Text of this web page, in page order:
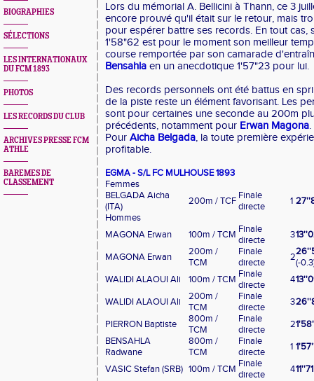
BIOGRAPHIES
SÉLECTIONS
LES INTERNATIONAUX
DU FCM 1893
PHOTOS
LES RECORDS DU CLUB
ARCHIVES PRESSE FCM
ATHLE
BAREMES DE
CLASSEMENT
Lors du mémorial A. Bellicini à Thann, ce 3
encore prouvé qu'il était sur le retour, mais
pour espérer battre ses records. En tout cas,
1'58"62 est pour le moment son meilleur
course remportée par son camarade
Bensahla en un anecdotique 1'57"23 pour lui.
Des records personnels ont été battus en
de la piste reste un élément favorisant. Les
sont pour certaines une seconde au 200m
précédents, notamment pour Erwan Magona.
Pour Aicha Belgada, la toute première
profitable.
EGMA - S/L FC MULHOUSE 1893
Femmes
BELGADA Aicha
(ITA)
200m / TCF Finale
directe
1
Hommes
MAGONA Erwan
100m / TCM Finale
directe
3
MAGONA Erwan
200m /
TCM
Finale
directe
2(-
WALIDI ALAOUI Ali
100m / TCM Finale
directe
4
WALIDI ALAOUI Ali
200m /
TCM
Finale
directe
3
PIERRON Baptiste
800m /
TCM
Finale
directe
2
BENSAHLA
Radwane
800m /
TCM
Finale
directe
1
VASIC Stefan (SRB) 100m / TCM Finale
directe
411''71